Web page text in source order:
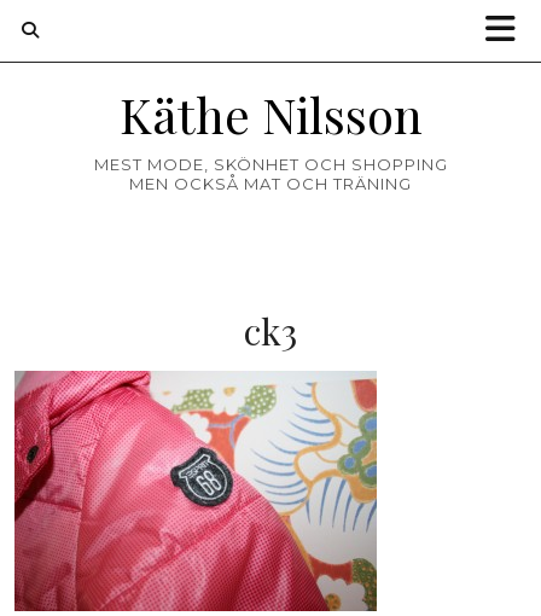
Käthe Nilsson
MEST MODE, SKÖNHET OCH SHOPPING
MEN OCKSÅ MAT OCH TRÄNING
ck3